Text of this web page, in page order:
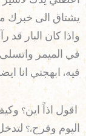
يشتاق الى خبرك
واذا كان البار
في الميمر
فيه، ابهجني انا
اقول اذاً اين؟
اليوم وفرح،؟